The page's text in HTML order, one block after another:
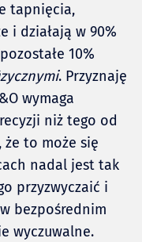
tapnięcia,
i działają w 90%
10%
. Przyznaję
wymaga
niż tego od
że to może się
nadal jest tak
przyzwyczaić i
bezpośrednim
wyczuwalne.